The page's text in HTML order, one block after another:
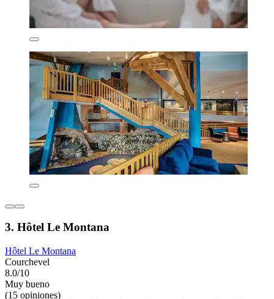
3. Hôtel Le Montana
Hôtel Le Montana
Courchevel
8.0/10
Muy bueno
(15 opiniones)